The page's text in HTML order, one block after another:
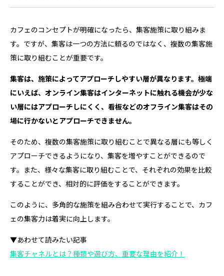
カフェのコンセプトが明確になったら、集客施策に取り組みま
す。ですが、集客は一つの方法に頼るのではなく、複数の集客施
策に取り組むことが重要です。
集客は、施策によってアプローチしやすい層が異なります。極端
にいえば、オンライン集客はインターネットに触れる機会が少な
い層にはアプローチしにくく、看板などのオフライン集客はその
場に行かないとアプローチできません。
そのため、複数の集客施策に取り組むことで異なる層にも等しく
アプローチできるようになり、集客を増やすことができるので
す。また、様々な集客に取り組むことで、それぞれの効果を比較
することができ、相対的に評価をすることができます。
このように、多角的な施策を組み合わせて実行することで、カフ
ェの集客力は着実に向上します。
▼あわせて読みたい記事
集客チャネルとは？種類や選び方、重要な理由を紹介！